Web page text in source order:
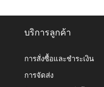
บริการลูกค้า
การสั่งซื้อและชำระเงิน
การจัดส่ง